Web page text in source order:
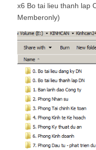
x6 Bo tai lieu thanh lap
Memberonly)